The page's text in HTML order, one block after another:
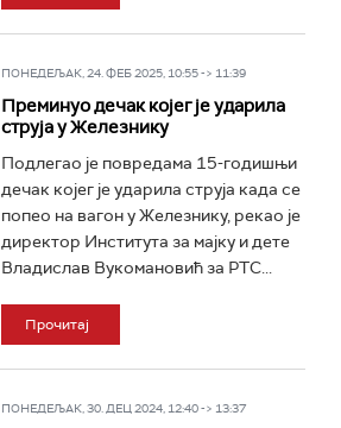
ПОНЕДЕЉАК, 24. ФЕБ 2025, 10:55 -> 11:39
Преминуо дечак којег је ударила
струја у Железнику
Подлегао је повредама 15-годишњи
дечак којег је ударила струја када се
попео на вагон у Железнику, рекао је
директор Института за мајку и дете
Владислав Вукомановић за РТС...
Прочитај
ПОНЕДЕЉАК, 30. ДЕЦ 2024, 12:40 -> 13:37